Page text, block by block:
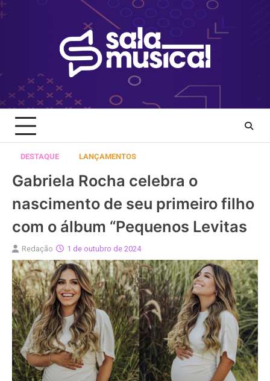
Skip
to
DESTAQUE LANÇAMENTOS
Gabriela Rocha celebra o
nascimento de seu primeiro filho
com o álbum “Pequenos Levitas
Redação 1 de outubro de 2024